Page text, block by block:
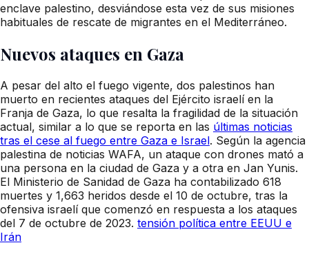
enclave palestino, desviándose esta vez de sus misiones
habituales de rescate de migrantes en el Mediterráneo.
Nuevos ataques en Gaza
A pesar del alto el fuego vigente, dos palestinos han
muerto en recientes ataques del Ejército israelí en la
Franja de Gaza, lo que resalta la fragilidad de la situación
actual, similar a lo que se reporta en las últimas noticias
tras el cese al fuego entre Gaza e Israel. Según la agencia
palestina de noticias WAFA, un ataque con drones mató a
una persona en la ciudad de Gaza y a otra en Jan Yunis.
El Ministerio de Sanidad de Gaza ha contabilizado 618
muertes y 1,663 heridos desde el 10 de octubre, tras la
ofensiva israelí que comenzó en respuesta a los ataques
del 7 de octubre de 2023. tensión política entre EEUU e
Irán